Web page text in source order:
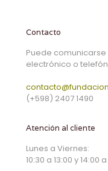
Contacto
Puede
electrónico o
(+598) 2407 1490
Atención al cliente
Lunes a Viernes:
10:30 a 13:00 y 14:00 a